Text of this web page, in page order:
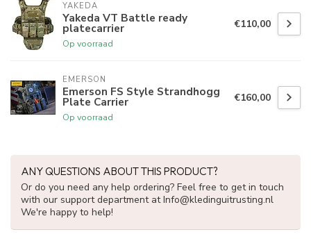
YAKEDA
Yakeda VT Battle ready
platecarrier
Op voorraad
€110,00
EMERSON
Emerson FS Style Strandhogg
Plate Carrier
Op voorraad
€160,00
ANY QUESTIONS ABOUT THIS PRODUCT?
Or do you need any help ordering? Feel free to get in touch
with our support department atInfo@kledinguitrusting.nl
We're happy to help!